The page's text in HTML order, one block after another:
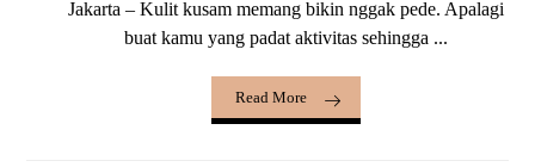
Jakarta – Kulit kusam memang bikin nggak pede. Apalagi
buat kamu yang padat aktivitas sehingga ...
Read More